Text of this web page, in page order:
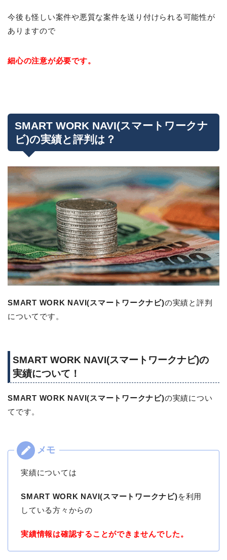
今後も怪しい案件や悪質な案件を送り付けられる可能性が
ありますので
細心の注意が必要です。
SMART WORK NAVI(スマートワークナ
ビ)の実績と評判は？
SMART WORK NAVI(スマートワークナビ)の実績と評判
についてです。
SMART WORK NAVI(スマートワークナビ)の
実績について！
SMART WORK NAVI(スマートワークナビ)の実績につい
てです。
実績については
SMART WORK NAVI(スマートワークナビ)を利用
している方々からの
実績情報は確認することができませんでした。